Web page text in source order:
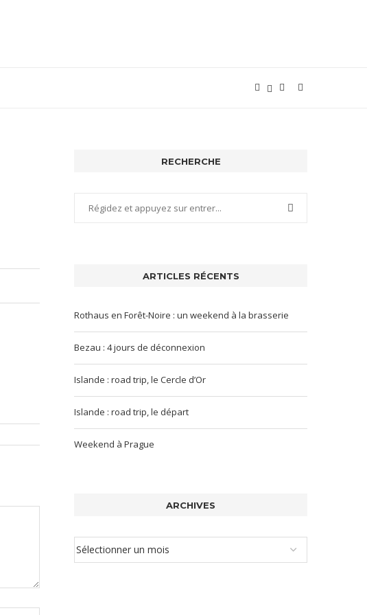
RECHERCHE
ARTICLES RÉCENTS
Rothaus en Forêt-Noire : un weekend à la brasserie
Bezau : 4 jours de déconnexion
Islande : road trip, le Cercle d’Or
Islande : road trip, le départ
Weekend à Prague
ARCHIVES